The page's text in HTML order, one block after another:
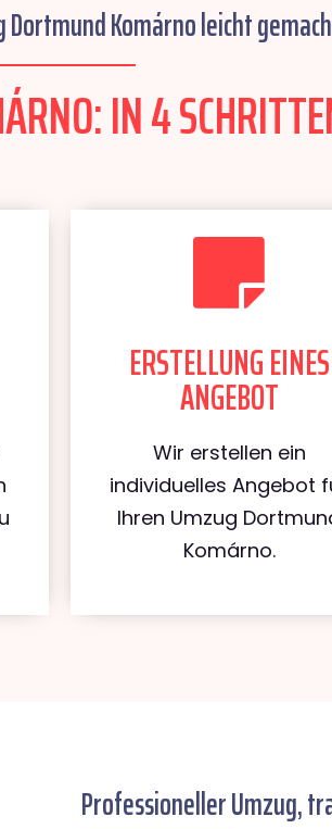
Komárno leicht
IN 4
ERSTELLUNG EINES
ANGEBOT
Wir erstellen ein
individuelles Angebot
Ihren Umzug
Komárno.
Professioneller Umzug,